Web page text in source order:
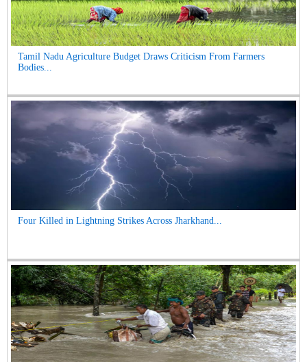
Tamil Nadu Agriculture Budget Draws Criticism From Farmers
Bodies...
Four Killed in Lightning Strikes Across Jharkhand...